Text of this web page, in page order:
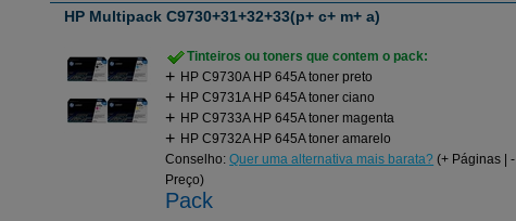
HP Multipack C9730+31+32+33(p+ c+ m+ a)
Tinteiros ou toners que contem o pack:
HP C9730A HP 645A toner preto
HP C9731A HP 645A toner ciano
HP C9733A HP 645A toner magenta
HP C9732A HP 645A toner amarelo
Conselho:Quer uma alternativa mais barata? (+ Páginas | -
Preço)
Pack